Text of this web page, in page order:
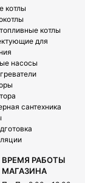
котлы
котлы
для
насосы
сантехника
ВРЕМЯ РАБОТЫ
МАГАЗИНА